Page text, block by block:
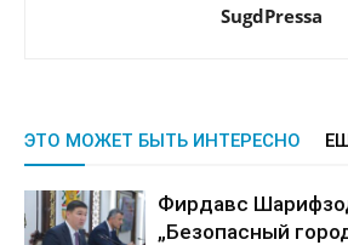
SugdPressa
ЭТО МОЖЕТ БЫТЬ ИНТЕРЕСНО
Фирдавс
„Безопасный